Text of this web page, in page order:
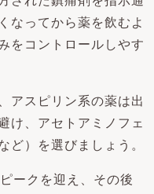
なってから薬を飲むよ
をコントロールしやす
アスピリン系の薬は出
け、アセトアミノフェ
ど）を選びましょう。
ークを迎え、その後